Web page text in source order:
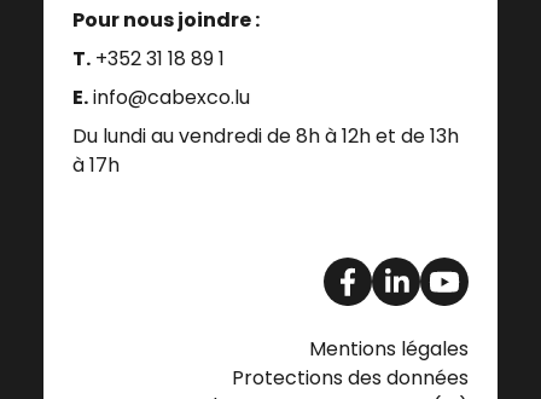
Pour nous joindre :
T. +352 31 18 89 1
E.info@cabexco.lu
Du lundi au vendredi de 8h à 12h et de 13h
à 17h
Mentions légales
Protections des données